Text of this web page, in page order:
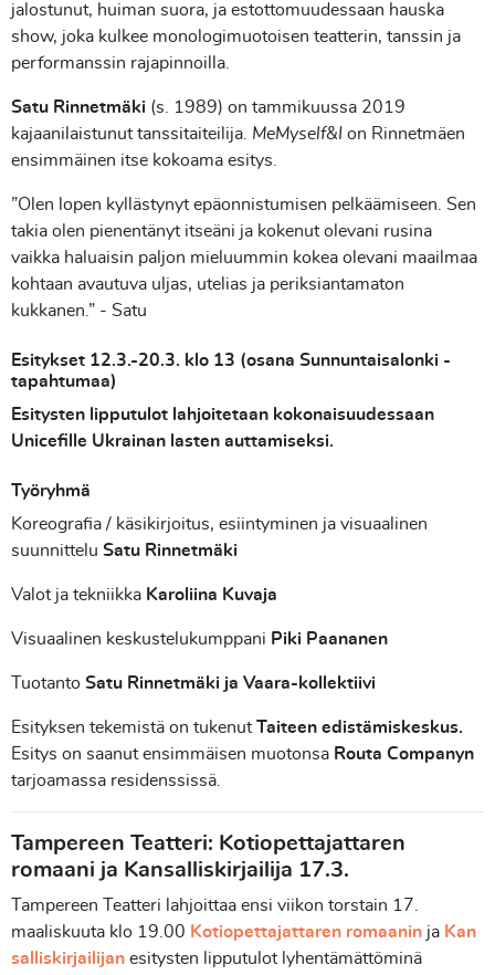
jalostunut, huiman suora, ja estottomuudessaan hauska
show, joka kulkee monologimuotoisen teatterin, tanssin ja
performanssin rajapinnoilla.
Satu Rinnetmäki (s. 1989) on tammikuussa 2019
kajaanilaistunut tanssitaiteilija. MeMyself&I on Rinnetmäen
ensimmäinen itse kokoama esitys.
”Olen lopen kyllästynyt epäonnistumisen pelkäämiseen. Sen
takia olen pienentänyt itseäni ja kokenut olevani rusina
vaikka haluaisin paljon mieluummin kokea olevani maailmaa
kohtaan avautuva uljas, utelias ja periksiantamaton
kukkanen.” - Satu
Esitykset 12.3.-20.3. klo 13 (osana Sunnuntaisalonki -
tapahtumaa)
Esitysten lipputulot lahjoitetaan kokonaisuudessaan
Unicefille Ukrainan lasten auttamiseksi.
Työryhmä
Koreografia / käsikirjoitus, esiintyminen ja visuaalinen
suunnittelu Satu Rinnetmäki
Valot ja tekniikka Karoliina Kuvaja
Visuaalinen keskustelukumppani Piki Paananen
Tuotanto Satu Rinnetmäki ja Vaara-kollektiivi
Esityksen tekemistä on tukenutTaiteen edistämiskeskus.
Esitys on saanut ensimmäisen muotonsa Routa Companyn
tarjoamassa residenssissä.
Tampereen Teatteri: Kotiopettajattaren
romaani ja Kansalliskirjailija 17.3.
Tampereen Teatteri lahjoittaa ensi viikon torstain 17.
maaliskuuta klo 19.00 Kotiopettajattaren romaanin ja Kan
salliskirjailijan esitysten lipputulot lyhentämättöminä